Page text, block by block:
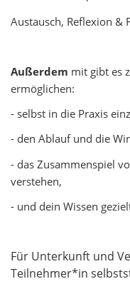
Austausch, Reflexion &
Außerdem mit gibt es
ermöglichen:
- selbst in die Praxis
- den Ablauf und die
- das Zusammenspiel
verstehen,
- und dein Wissen
Für Unterkunft und
Teilnehmer*in